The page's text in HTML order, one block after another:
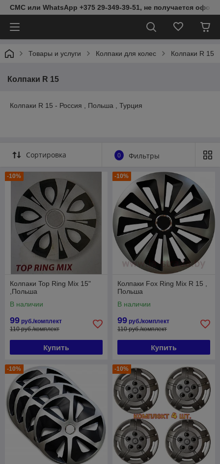
СМС или WhatsApp +375 29-349-39-51, не получается
Товары и услуги Колпаки для колес Колпаки R 15
Колпаки R 15
Колпаки R 15 - Россия , Польша , Турция
Сортировка 0 Фильтры
-10%
Колпаки Top Ring Mix 15"
,Польша
В наличии
99 руб./комплект
110 руб./комплект
Купить
-10%
Колпаки Fox Ring Mix R 15 ,
Польша
В наличии
99 руб./комплект
110 руб./комплект
Купить
-10% -10%